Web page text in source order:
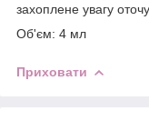
захоплене увагу
Об'єм: 4 мл
Приховати